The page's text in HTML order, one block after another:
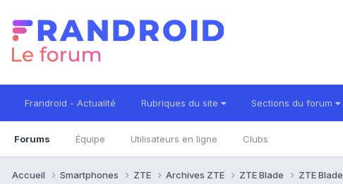
Frandroid - Actualité Rubriques du site Sections du forum
Forums Équipe Utilisateurs en ligne Clubs
Accueil Smartphones ZTE Archives ZTE ZTE Blade ZTE Blade